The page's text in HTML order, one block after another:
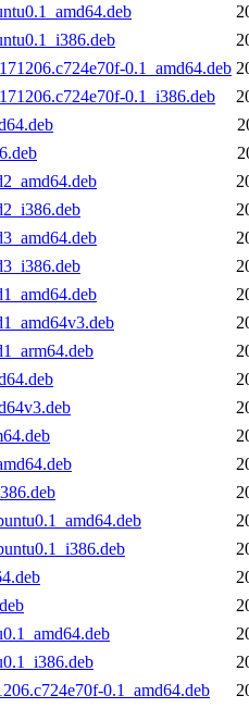
0.1_amd64.deb
0.1_i386.deb
0.1_amd64.deb